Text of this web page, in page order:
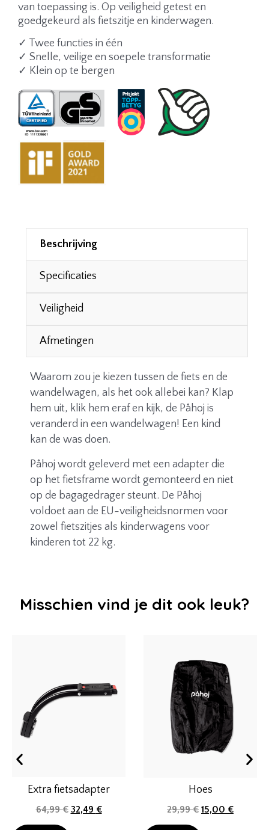
van toepassing is. Op veiligheid getest en
goedgekeurd als fietszitje en kinderwagen.
✓ Twee functies in één
✓ Snelle, veilige en soepele transformatie
✓ Klein op te bergen
Beschrijving
Specificaties
Veiligheid
Afmetingen
Waarom zou je kiezen tussen de fiets en de
wandelwagen, als het ook allebei kan? Klap
hem uit, klik hem eraf en kijk, de Påhoj is
veranderd in een wandelwagen! Een kind
kan de was doen.
Påhoj wordt geleverd met een adapter die
op het fietsframe wordt gemonteerd en niet
op de bagagedrager steunt. De Påhoj
voldoet aan de EU-veiligheidsnormen voor
zowel fietszitjes als kinderwagens voor
kinderen tot 22 kg.
Misschien vind je dit ook leuk?
Extra fietsadapter
64,99€ 32,49 €
Hoes
29,99€ 15,00 €